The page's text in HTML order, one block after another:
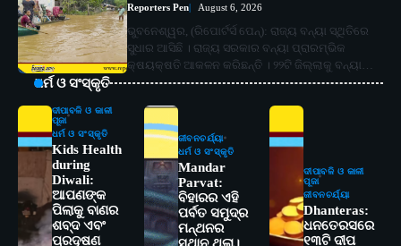
Reporters Pen August 6, 2026
ଭୁବନେଶ୍ୱର, (ରିପୋର୍ଟର୍ସ ପେନ୍‌): ରାଜ୍ୟ ବନ୍ୟା ସ୍ଥିତିରେ
ସୁଧାର ଆସିଛି । ରାଜ୍ୟ ସରକାର ବନ୍ୟା ପ୍ରାରମ୍ଭିକ
କ୍ଷୟକ୍ଷତି ଆକଳନ କରିଛନ୍ତି । ୨୨ଟି ଜିଲ୍ଲାକୁ ବନ୍ୟା…
ଧର୍ମ ଓ ସଂସ୍କୃତି
ଦୀପାବଳି ଓ କାଳୀ
ପୂଜା
ଧର୍ମ ଓ ସଂସ୍କୃତି
Kids Health
during
Diwali:
ଆପଣଙ୍କ
ପିଲାକୁ ବାଣର
ଶବ୍ଦ ଏବଂ
ପ୍ରଦୂଷଣ
ଜୀବନଚର୍ଯ୍ୟା
ଧର୍ମ ଓ ସଂସ୍କୃତି
Mandar
Parvat:
ବିହାରର ଏହି
ପର୍ବତ ସମୁଦ୍ର
ମନ୍ଥନର
ସ୍ଥାନ ଥିଲା।
ଦୀପାବଳି ଓ କାଳୀ
ପୂଜା
ଜୀବନଚର୍ଯ୍ୟା
Dhanteras:
ଧନତେରସରେ
୧୩ଟି ଦୀପ